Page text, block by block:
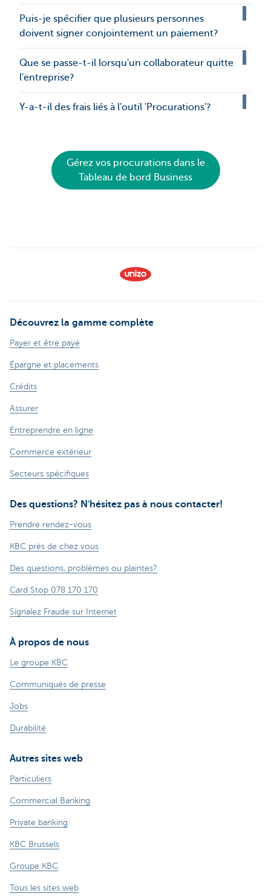
Puis-je spécifier que plusieurs personnes
doivent signer conjointement un paiement?
Que se passe-t-il lorsqu'un collaborateur quitte
l'entreprise?
Y-a-t-il des frais liés à l'outil 'Procurations'?
Gérez vos procurations dans le
Tableau de bord Business
Découvrez la gamme complète
Payer et être payé
Épargne et placements
Crédits
Assurer
Entreprendre en ligne
Commerce extérieur
Secteurs spécifiques
Des questions? N'hésitez pas à nous contacter!
Prendre rendez-vous
KBC près de chez vous
Des questions, problèmes ou plaintes?
Card Stop 078 170 170
Signalez Fraude sur Internet
À propos de nous
Le groupe KBC
Communiqués de presse
Jobs
Durabilité
Autres sites web
Particuliers
Commercial Banking
Private banking
KBC Brussels
Groupe KBC
Tous les sites web